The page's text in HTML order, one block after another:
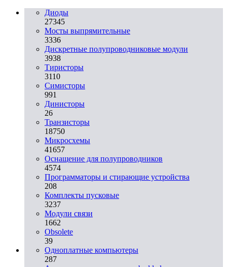
Диоды
27345
Мосты выпрямительные
3336
Дискретные полупроводниковые модули
3938
Тиристоры
3110
Симисторы
991
Динисторы
26
Транзисторы
18750
Микросхемы
41657
Оснащение для полупроводников
4574
Программаторы и стирающие устройства
208
Комплекты пусковые
3237
Модули связи
1662
Obsolete
39
Одноплатные компьютеры
287